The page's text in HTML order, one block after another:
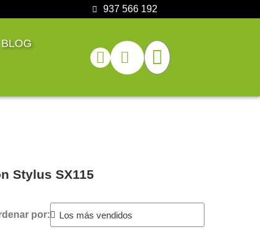
937 566 192
BLOG
Stylus SX115
por: